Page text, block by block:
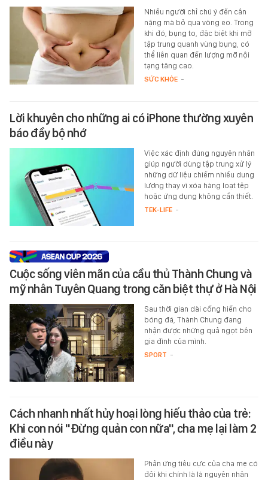
Nhiều người chỉ chú ý đến cân
nặng mà bỏ qua vòng eo. Trong
khi đó, bụng to, đặc biệt khi mỡ
tập trung quanh vùng bụng, có
thể liên quan đến lượng mỡ nội
tạng tăng cao.
SỨC KHỎE -
Lời khuyên cho những ai có iPhone thường xuyên
báo đầy bộ nhớ
Việc xác định đúng nguyên nhân
giúp người dùng tập trung xử lý
những dữ liệu chiếm nhiều dung
lượng thay vì xóa hàng loạt tệp
hoặc ứng dụng không cần thiết.
TEK-LIFE -
Cuộc sống viên mãn của cầu thủ Thành Chung và
mỹ nhân Tuyên Quang trong căn biệt thự ở Hà Nội
Sau thời gian dài cống hiến cho
bóng đá, Thành Chung đang
nhận được những quả ngọt bên
gia đình của mình.
SPORT -
Cách nhanh nhất hủy hoại lòng hiếu thảo của trẻ:
Khi con nói "Đừng quản con nữa", cha mẹ lại làm 2
điều này
Phản ứng tiêu cực của cha mẹ có
đôi khi chính là là nguyên nhân